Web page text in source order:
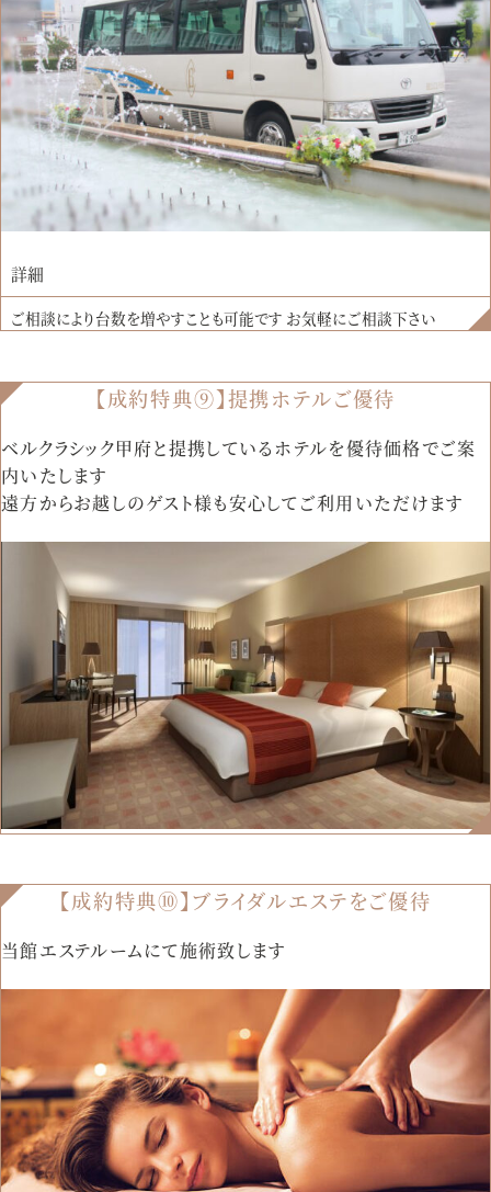
詳細
ご相談により台数を増やすことも可能です お気軽にご相談下さい
【成約特典⑨】提携ホテルご優待
ベルクラシック甲府と提携しているホテルを優待価格でご案
内いたします
遠方からお越しのゲスト様も安心してご利用いただけます
【成約特典⑩】ブライダルエステをご優待
当館エステルームにて施術致します